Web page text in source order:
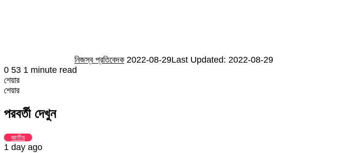
নিজস্ব প্রতিবেদক 2022-08-29Last Updated: 2022-08-29
0 53 1 minute read
শেয়ার
Facebook
Twitter
LinkedIn
Skype
Messenger
Messenger
WhatsApp
Telegram
Share
Email
প্রিন্ট
শেয়ার
via
Email
পরবর্তী দেখুন
জাতীয়
1 day ago